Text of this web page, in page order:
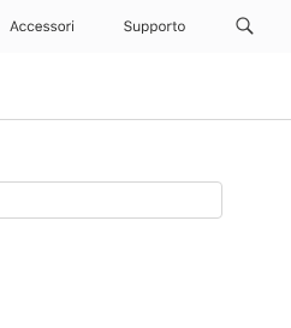
Accessori Supporto